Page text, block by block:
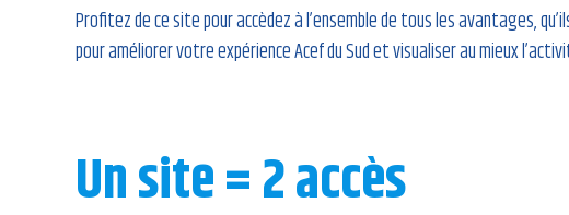
Profitez de ce site pour accèdez à l’ensemble de tous les avantages,
pour améliorer votre expérience Acef du Sud et visualiser au mieux
Un site = 2 accès